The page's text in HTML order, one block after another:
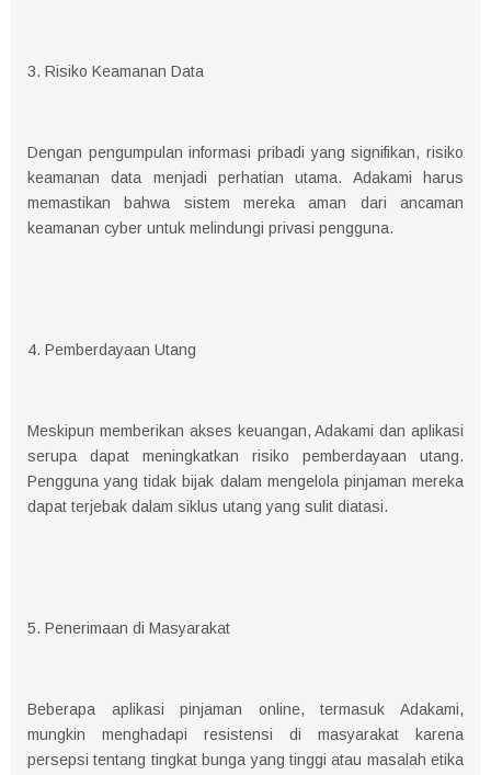
3. Risiko Keamanan Data
Dengan pengumpulan informasi pribadi yang signifikan, risiko
keamanan data menjadi perhatian utama. Adakami harus
memastikan bahwa sistem mereka aman dari ancaman
keamanan cyber untuk melindungi privasi pengguna.
4. Pemberdayaan Utang
Meskipun memberikan akses keuangan, Adakami dan aplikasi
serupa dapat meningkatkan risiko pemberdayaan utang.
Pengguna yang tidak bijak dalam mengelola pinjaman mereka
dapat terjebak dalam siklus utang yang sulit diatasi.
5. Penerimaan di Masyarakat
Beberapa aplikasi pinjaman online, termasuk Adakami,
mungkin menghadapi resistensi di masyarakat karena
persepsi tentang tingkat bunga yang tinggi atau masalah etika